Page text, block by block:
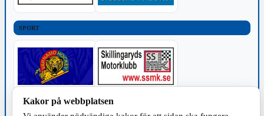
SPORT
TILLVERKNING
Kakor på webbplatsen